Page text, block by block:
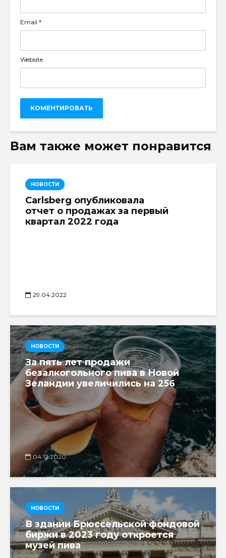
Email *
Website
Вам также может понравится
НОВОСТИ
Carlsberg опубликовала
отчет о продажах за первый
квартал 2022 года
29.04.2022
НОВОСТИ
За пять лет продажи
безалкогольного пива в Новой
Зеландии увеличились на 256
04.12.2020
НОВОСТИ
В здании Брюссельской фондовой
биржи в 2023 году откроется
музей пива